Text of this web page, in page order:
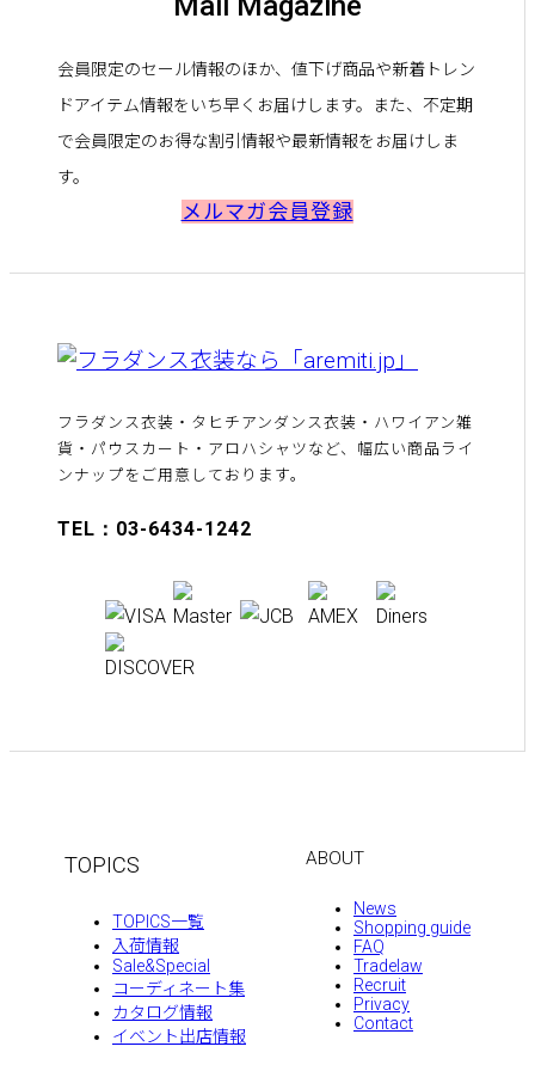
会員限定のセール情報のほか、値下げ商品や新着トレン
ドアイテム情報をいち早くお届けします。また、不定期
で会員限定のお得な割引情報や最新情報をお届けしま
す。
メルマガ会員登録
フラダンス衣装・タヒチアンダンス衣装・ハワイアン雑
貨・パウスカート・アロハシャツなど、幅広い商品ライ
ンナップをご用意しております。
TEL：03-6434-1242
TOPICS
TOPICS一覧
入荷情報
Sale&Special
コーディネート集
カタログ情報
イベント出店情報
ABOUT
News
Shopping guide
FAQ
Tradelaw
Recruit
Privacy
Contact